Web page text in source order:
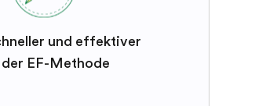
und effektiver
EF-Methode